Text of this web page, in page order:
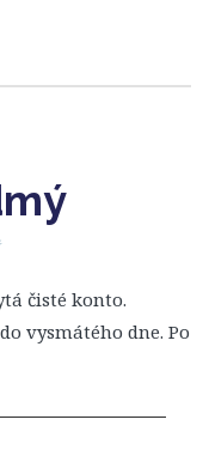
čisté konto.
vysmátého dne. Po